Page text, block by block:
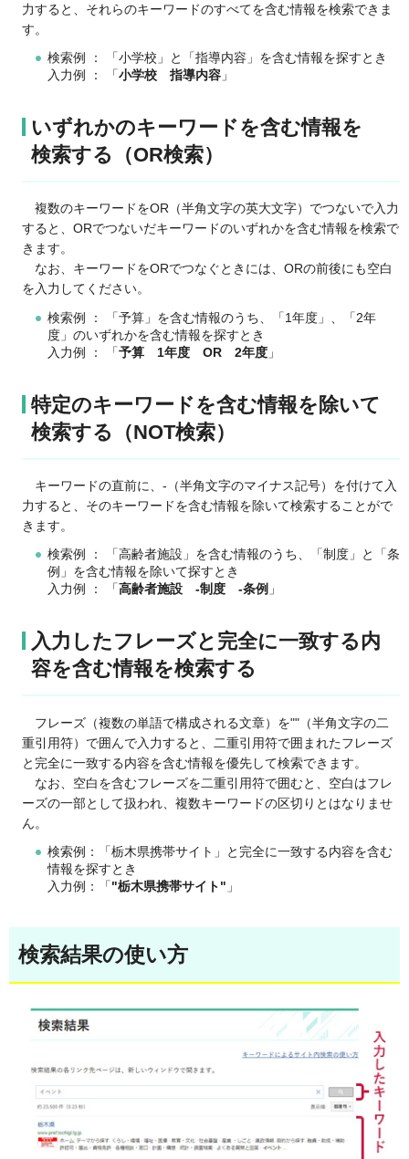
力すると、それらのキーワードのすべてを含む情報を検索できま
す。
検索例 ： 「小学校」と「指導内容」を含む情報を探すとき
入力例 ： 「小学校 指導内容 」
いずれかのキーワードを含む情報を
検索する（OR検索）
複数のキーワードをOR（半角文字の英大文字）でつないで入力
すると、ORでつないだキーワードのいずれかを含む情報を検索で
きます。
なお、キーワードをORでつなぐときには、 ORの前後にも空白
を入力してください。
検索例 ： 「予算」を含む情報のうち、「1年度」、「2年
度」のいずれかを含む情報を探すとき
入力例 ： 「予算 1年度 OR 2年度 」
特定のキーワードを含む情報を除いて
検索する（NOT検索）
キーワードの直前に、-（半角文字のマイナス記号）を付けて入
力すると、そのキーワードを含む情報を除いて検索することがで
きます。
検索例 ： 「高齢者施設」を含む情報のうち、「制度」と「条
例」を含む情報を除いて探すとき
入力例 ： 「高齢者施設 -制度 -条例 」
入力したフレーズと完全に一致する内
容を含む情報を検索する
フレーズ（複数の単語で構成される文章）を""（半角文字の二
重引用符）で囲んで入力すると、二重引用符で囲まれたフレーズ
と完全に一致する内容を含む情報を優先して検索できます。
なお、空白を含むフレーズを二重引用符で囲むと、空白はフレ
ーズの一部として扱われ、複数キーワードの区切りとはなりませ
ん。
検索例：「栃木県携帯サイト」と完全に一致する内容を含む
情報を探すとき
入力例：「"栃木県携帯サイト" 」
検索結果の使い方